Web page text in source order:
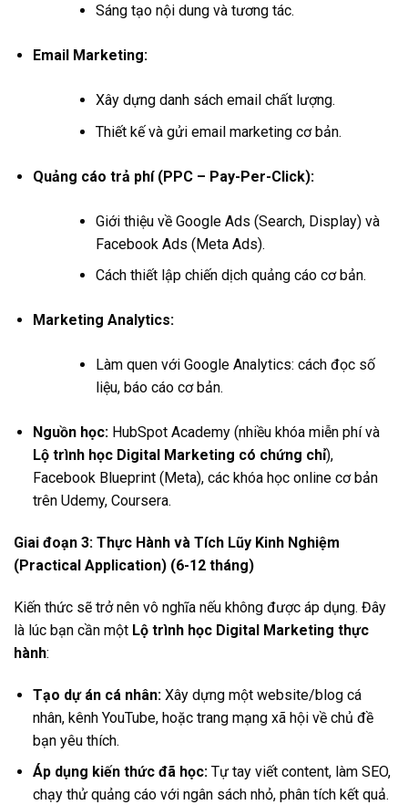
Sáng tạo nội dung và tương tác.
Email Marketing:
Xây dựng danh sách email chất lượng.
Thiết kế và gửi email marketing cơ bản.
Quảng cáo trả phí (PPC – Pay-Per-Click):
Giới thiệu về Google Ads (Search, Display) và
Facebook Ads (Meta Ads).
Cách thiết lập chiến dịch quảng cáo cơ bản.
Marketing Analytics:
Làm quen với Google Analytics: cách đọc số
liệu, báo cáo cơ bản.
Nguồn học:HubSpot Academy (nhiều khóa miễn phí và
Lộ trình học Digital Marketing có chứng chỉ),
Facebook Blueprint (Meta), các khóa học online cơ bản
trên Udemy, Coursera.
Giai đoạn 3: Thực Hành và Tích Lũy Kinh Nghiệm
(Practical Application) (6-12 tháng)
Kiến thức sẽ trở nên vô nghĩa nếu không được áp dụng. Đây
là lúc bạn cần một Lộ trình học Digital Marketing thực
hành:
Tạo dự án cá nhân:Xây dựng một website/blog cá
nhân, kênh YouTube, hoặc trang mạng xã hội về chủ đề
bạn yêu thích.
Áp dụng kiến thức đã học:Tự tay viết content, làm SEO,
chạy thử quảng cáo với ngân sách nhỏ, phân tích kết quả.